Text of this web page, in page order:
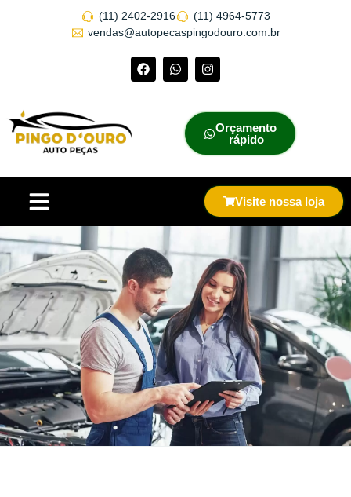
(11) 2402-2916
(11) 4964-5773
vendas@autopecaspingodouro.com.br
Orçamento
rápido
Visite nossa loja